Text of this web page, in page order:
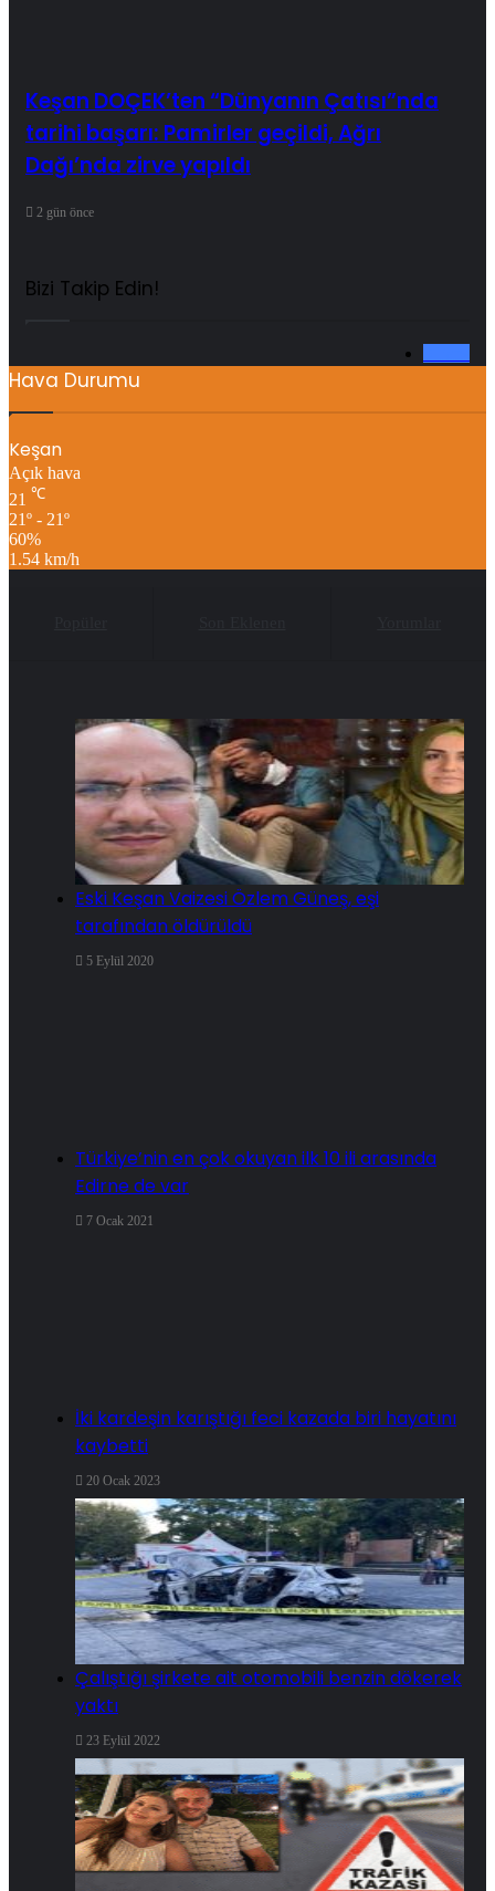
Keşan DOÇEK’ten “Dünyanın Çatısı”nda
tarihi başarı: Pamirler geçildi, Ağrı
Dağı’nda zirve yapıldı
2 gün önce
Bizi Takip Edin!
Hava Durumu
Keşan
Açık hava
21 ℃
21º - 21º
60%
1.54 km/h
Eski Keşan Vaizesi Özlem Güneş, eşi
tarafından öldürüldü
5 Eylül 2020
Türkiye’nin en çok okuyan ilk 10 ili arasında
Edirne de var
7 Ocak 2021
İki kardeşin karıştığı feci kazada biri hayatını
kaybetti
20 Ocak 2023
Çalıştığı şirkete ait otomobili benzin dökerek
yaktı
23 Eylül 2022